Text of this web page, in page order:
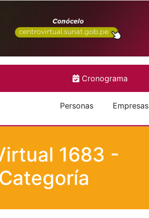
Cronograma
Personas Empresas
1683 -